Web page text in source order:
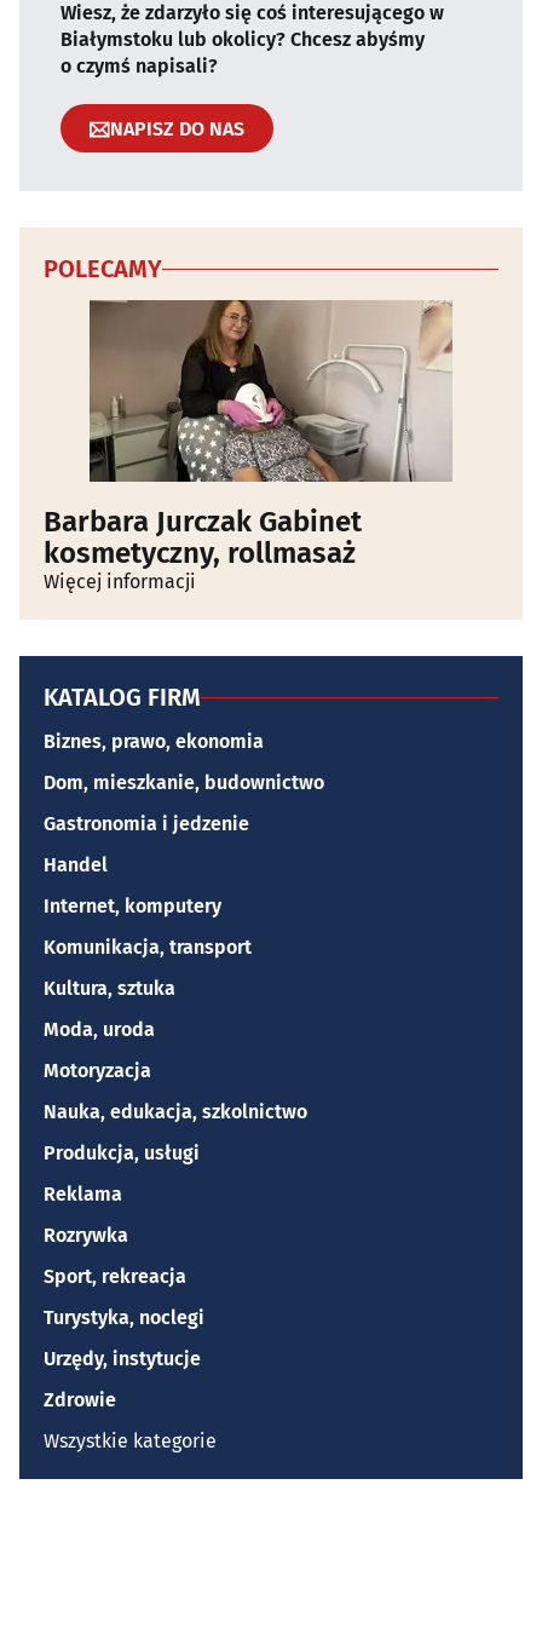
Wiesz, że zdarzyło się coś interesującego w
Białymstoku lub okolicy? Chcesz abyśmy
o czymś napisali?
NAPISZ DO NAS
POLECAMY
Barbara Jurczak Gabinet
kosmetyczny, rollmasaż
Więcej informacji
KATALOG FIRM
Biznes, prawo, ekonomia
Dom, mieszkanie, budownictwo
Gastronomia i jedzenie
Handel
Internet, komputery
Komunikacja, transport
Kultura, sztuka
Moda, uroda
Motoryzacja
Nauka, edukacja, szkolnictwo
Produkcja, usługi
Reklama
Rozrywka
Sport, rekreacja
Turystyka, noclegi
Urzędy, instytucje
Zdrowie
Wszystkie kategorie